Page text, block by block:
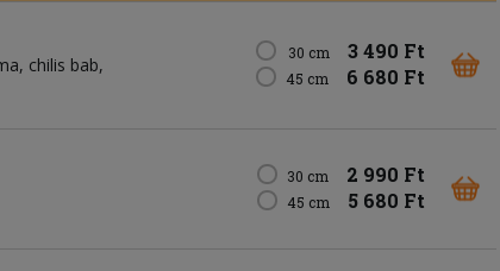
chilis bab,
30 cm 3 490 Ft
45 cm 6 680 Ft
30 cm 2 990 Ft
45 cm 5 680 Ft